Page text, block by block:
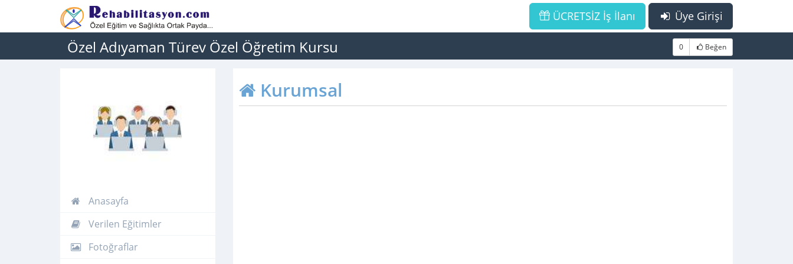
Üye Girişi
ÜCRETSİZ İş İlanı
Özel Adıyaman Türev Özel Öğretim Kursu 0 Beğen
Anasayfa
Verilen Eğitimler
Fotoğraflar
Kurumsal